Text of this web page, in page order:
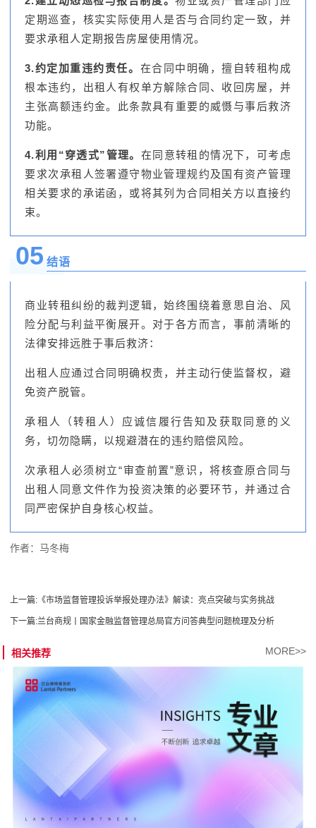
定期巡查，核实实际使用人是否与合同约定一致，并
要求承租人定期报告房屋使用情况。
3.约定加重违约责任。 在合同中明确，擅自转租构成
根本违约，出租人有权单方解除合同、收回房屋，并
主张高额违约金。此条款具有重要的威慑与事后救济
功能。
4.利用“穿透式”管理。 在同意转租的情况下，可考虑
要求次承租人签署遵守物业管理规约及国有资产管理
相关要求的承诺函，或将其列为合同相关方以直接约
束。
05 结语
商业转租纠纷的裁判逻辑，始终围绕着意思自治、风
险分配与利益平衡展开。对于各方而言，事前清晰的
法律安排远胜于事后救济：
出租人应通过合同明确权责，并主动行使监督权，避
免资产脱管。
承租人（转租人）应诚信履行告知及获取同意的义
务，切勿隐瞒，以规避潜在的违约赔偿风险。
次承租人必须树立“审查前置”意识，将核查原合同与
出租人同意文件作为投资决策的必要环节，并通过合
同严密保护自身核心权益。
作者：马冬梅
上一篇: 《市场监督管理投诉举报处理办法》解读：亮点突破与实务挑战
下一篇:兰台商规丨国家金融监督管理总局官方问答典型问题梳理及分析
相关推荐 MORE>>